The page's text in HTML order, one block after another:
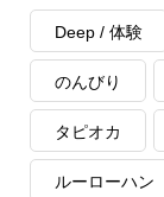
Deep / 体験
のんびり
タピオカ
ルーローハン